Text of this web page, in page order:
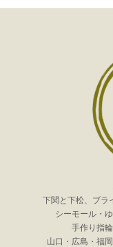
下関と下松、ブラ
シーモール・
手作り指
山口・広島・福